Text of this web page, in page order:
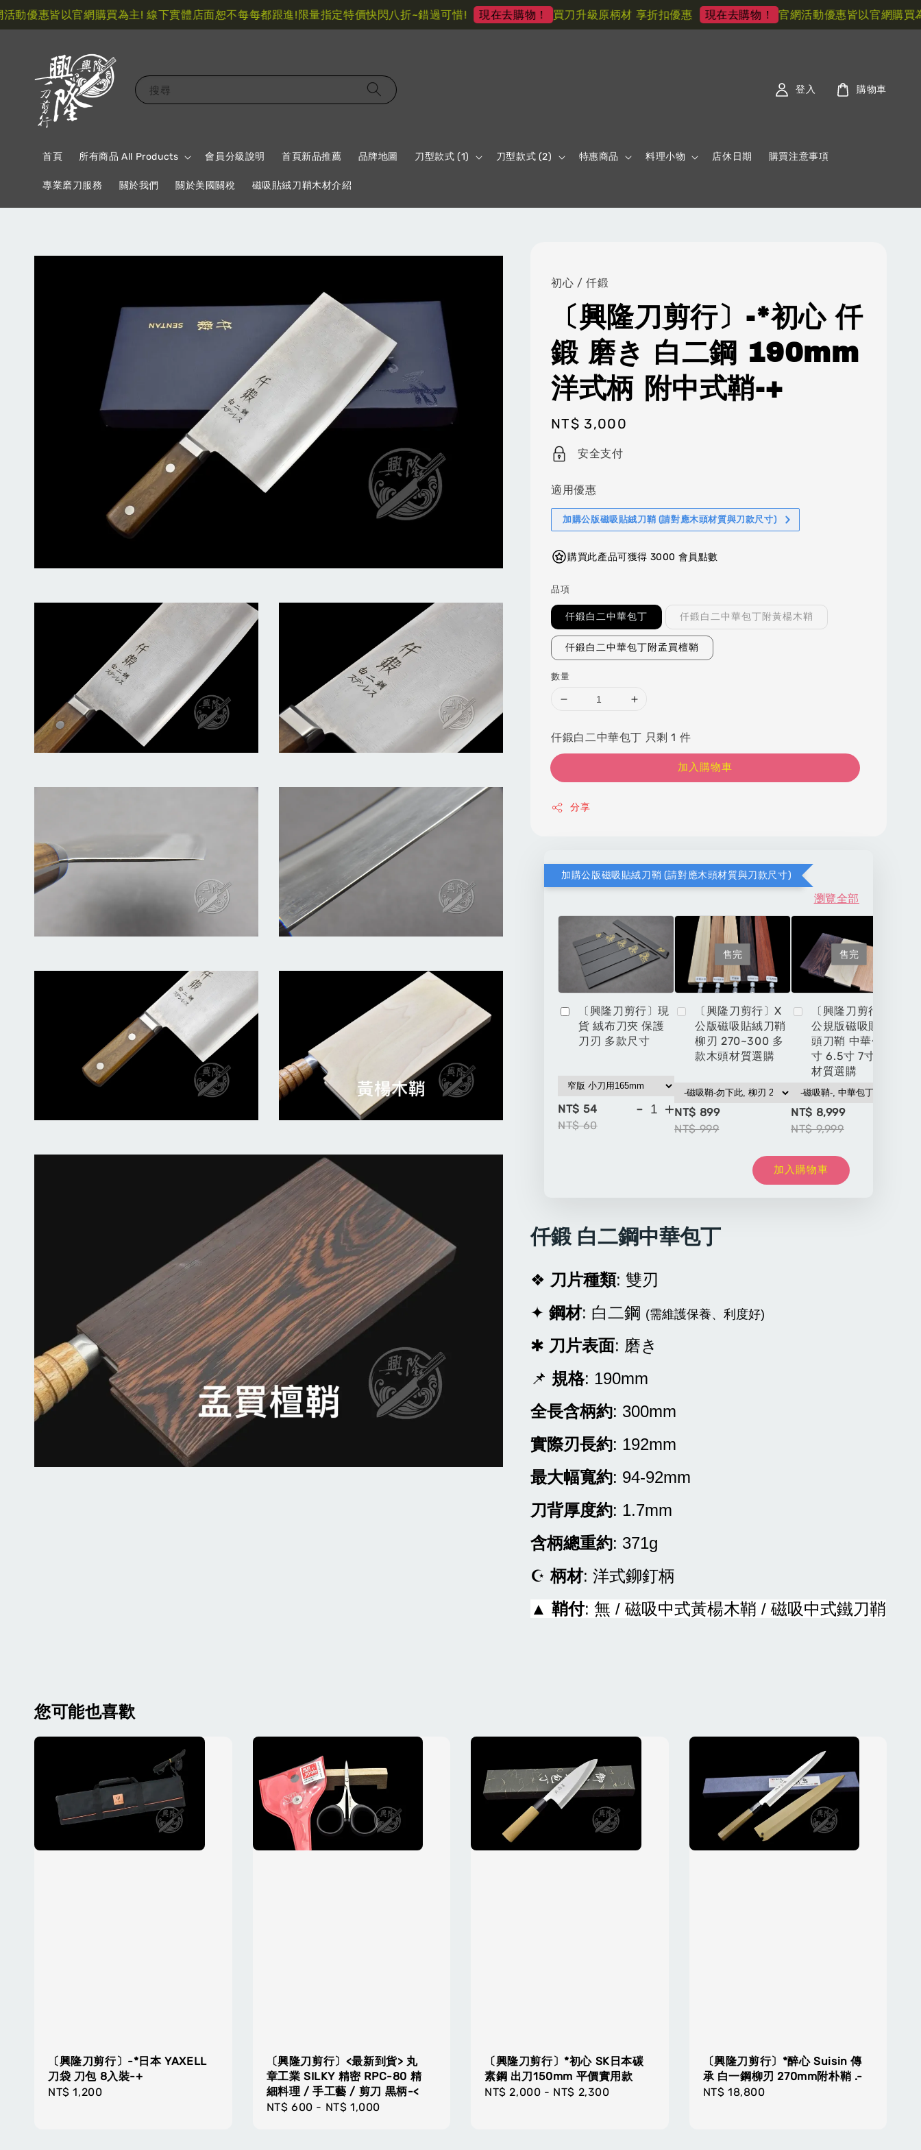
優惠皆以官網購買為主! 線下實體店面恕不每每都跟進!限量指定特價快閃八折~錯過可惜! 現在去購物！ 買刀升級原柄材 享折扣優惠 現在去購物！ 官網活動優惠皆以官網購買為主
搜尋
首頁 所有商品 All Products 會員分級說明 首頁新品推薦 品牌地圖 刀型款式 (1) 刀型款式 (2) 特惠商品 料理小物 店休日期 購買注意事項
專業磨刀服務 關於我們 關於美國關稅 磁吸貼絨刀鞘木材介紹
登入 購物車
初心 / 仟鍛
〔興隆刀剪行〕-*初心 仟
鍛 磨き 白二鋼 190mm
洋式柄 附中式鞘-+
Regular
price
NT$ 3,000
安全支付
適用優惠
加購公版磁吸貼絨刀鞘 (請對應木頭材質與刀款尺寸)
購買此產品可獲得 3000 會員點數
品項
仟鍛白二中華包丁 仟鍛白二中華包丁附黃楊木鞘
仟鍛白二中華包丁附孟買檀鞘
數量
仟鍛白二中華包丁 只剩 1 件
加入購物車
分享
加購公版磁吸貼絨刀鞘 (請對應木頭材質與刀款尺寸)
瀏覽全部
〔興隆刀剪行〕現
貨 絨布刀夾 保護
刀刃 多款尺寸
NT$ 54
NT$ 60
- +
售完
〔興隆刀剪行〕X
公版磁吸貼絨刀鞘
柳刃 270~300 多
款木頭材質選購
NT$ 899
NT$ 999
售完
〔興隆刀剪行〕X
公規版磁吸貼絨木
頭刀鞘 中華包丁 6
寸 6.5寸 7寸多款
材質選購
NT$ 8,999
NT$ 9,999
加入購物車
仟鍛 白二鋼中華包丁
❖ 刀片種類: 雙刃
✦鋼材: 白二鋼 (需維護保養、利度好)
✱ 刀片表面: 磨き
📌 規格: 190mm
全長含柄約: 300mm
實際刃長約: 192mm
最大幅寬約: 94-92mm
刀背厚度約: 1.7mm
含柄總重約: 371g
☪柄材: 洋式鉚釘柄
▲鞘付: 無 /磁吸中式黃楊木鞘 / 磁吸中式鐵刀鞘
您可能也喜歡
〔興隆刀剪行〕-*日本 YAXELL
刀袋 刀包 8入裝-+
Regular
NT$ 1,200
〔興隆刀剪行〕<最新到貨> 丸
章工業 SILKY 精密 RPC-80 精
細料理 / 手工藝 / 剪刀 黒柄-<
Regular
NT$ 600 - NT$ 1,000
〔興隆刀剪行〕*初心 SK日本碳
素鋼 出刀150mm 平價實用款
Regular
NT$ 2,000 - NT$ 2,300
〔興隆刀剪行〕*醉心 Suisin 傳
承 白一鋼柳刃 270mm附朴鞘 .-
Regular
NT$ 18,800